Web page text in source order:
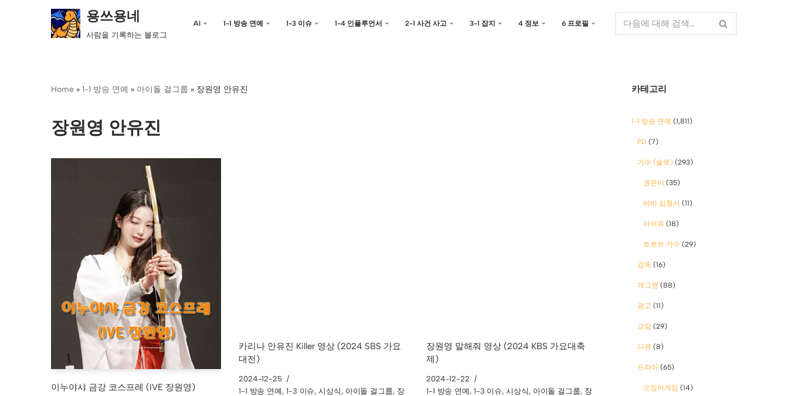
용쓰용네
사람을 기록하는 블로그
AI 1-1 방송 연예 1-3 이슈 1-4 인플루언서 2-1 사건 사고 3-1 잡지 4 정보 6 프로필
Home » 1-1 방송 연예 » 아이돌 걸그룹 » 장원영 안유진
장원영 안유진
이누야샤 금강 코스프레 (IVE 장원영)
카리나 안유진 Killer 영상 (2024 SBS 가요
대전)
2024-12-25
1-1 방송 연예 , 1-3 이슈,시상식 , 아이돌 걸그룹, 장
장원영 말해줘 영상 (2024 KBS 가요대축
제)
2024-12-22
1-1 방송 연예 , 1-3 이슈,시상식 , 아이돌 걸그룹, 장
카테고리
1-1 방송 연예 (1,811)
PD (7)
가수 (솔로) (293)
권은비 (35)
비비 김형서 (11)
아이유 (18)
트로트 가수 (29)
감독 (16)
개그맨 (88)
광고 (11)
교양 (29)
다큐 (8)
드라마 (65)
오징어게임 (14)